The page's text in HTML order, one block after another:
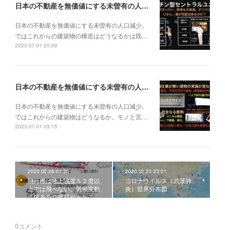
日本の不動産を無価値にする未曽有の人口減少。ではこれからの建築物の構造はどうなるかは既に解説した。今はその内部の内容。その1
日本の不動産を無価値にする未曽有の人口減少。
ではこれからの建築物の構造はどうなるかは既…
2023.07.01 20:49
日本の不動産を無価値にする未曽有の人口減少。ではこれからの建築物はどうなるか。
日本の不動産を無価値にする未曽有の人口減少。
ではこれからの建築物はどうなるか。モノと言…
2023.07.01 03:15
2020.02.28 01:25
飛行機は地上温度５２度以
上では飛べない。気候変動
に依る５０度越があちこ…
2020.02.25 23:21
コロナウイルス（武漢肺
炎）世界分布図
0コメント